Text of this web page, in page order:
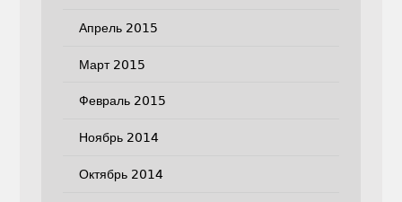
Апрель 2015
Март 2015
Февраль 2015
Ноябрь 2014
Октябрь 2014